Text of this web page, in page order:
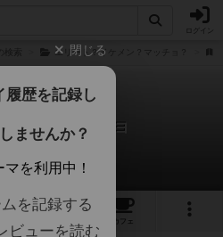
ログイン
エリート？イケメン？マッチョ？
メンマッチョ
ール/インスト
1
カフェ
閉じる
履歴を記録し
ませんか？
を利用中！
を記録する
ビューを読む